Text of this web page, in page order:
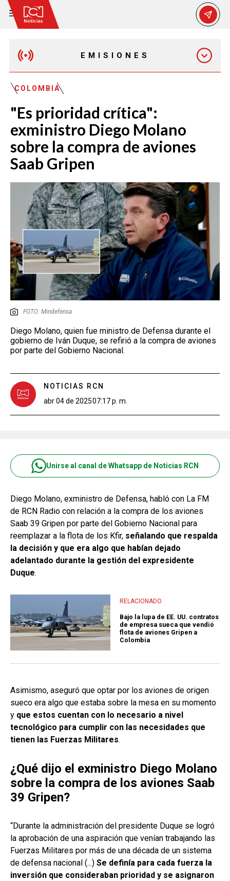
EMISIONES
EMISIÓN 7:00 PM
COLOMBIA
"Es prioridad crítica":
exministro Diego Molano
sobre la compra de aviones
Saab Gripen
FOTO: Mindefensa
Diego Molano, quien fue ministro de Defensa durante el
gobierno de Iván Duque, se refirió a la compra de aviones
por parte del Gobierno Nacional.
NOTICIAS RCN
abr 04 de 202507:17 p. m.
Unirse al canal de Whatsapp de Noticias RCN
Diego Molano, exministro de Defensa, habló con La FM
de RCN Radio con relación a la compra de los aviones
Saab 39 Gripen por parte del Gobierno Nacional para
reemplazar a la flota de los Kfir, señalando que respalda
la decisión y que era algo que habían dejado
adelantado durante la gestión del expresidente
Duque.
RELACIONADO
Bajo la lupa de EE. UU. contratos
de empresa sueca que vendió
flota de aviones Gripen a
Colombia
Asimismo, aseguró que optar por los aviones de origen
sueco era algo que estaba sobre la mesa en su momento
y que estos cuentan con lo necesario a nivel
tecnológico para cumplir con las necesidades que
tienen las Fuerzas Militares.
¿Qué dijo el exministro Diego Molano
sobre la compra de los aviones Saab
39 Gripen?
“Durante la administración del presidente Duque se logró
la aprobación de una aspiración que venían trabajando las
Fuerzas Militares por más de una década de un sistema
de defensa nacional (...) Se definía para cada fuerza la
inversión que consideraban prioridad y se asignaron